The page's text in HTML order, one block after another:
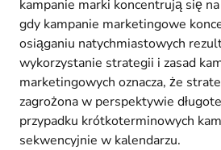
kampanie marki koncentrują się
gdy kampanie marketingowe
osiąganiu natychmiastowych
wykorzystanie strategii i zasad
marketingowych oznacza, że
zagrożona w perspektywie
przypadku krótkoterminowych
sekwencyjnie w kalendarzu.